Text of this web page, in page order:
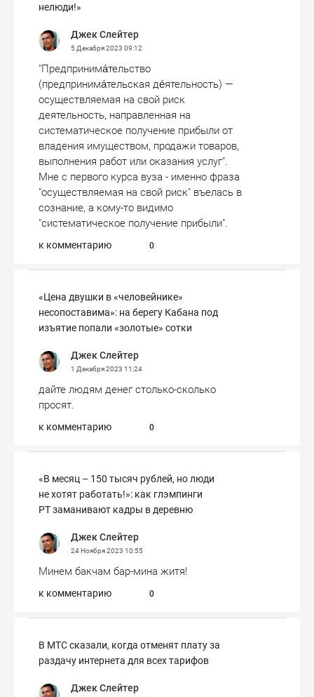
нелюди!»
Джек Слейтер
5 Декабря 2023 09:12
"Предпринима́тельство
(предпринима́тельская де́ятельность) —
осуществляемая на свой риск
деятельность, направленная на
систематическое получение прибыли от
владения имуществом, продажи товаров,
выполнения работ или оказания услуг".
Мне с первого курса вуза - именно фраза
"осуществляемая на свой риск" въелась в
сознание, а кому-то видимо
"систематическое получение прибыли".
к комментарию 0
«Цена двушки в «человейнике»
несопоставима»: на берегу Кабана под
изъятие попали «золотые» сотки
Джек Слейтер
1 Декабря 2023 11:24
дайте людям денег столько-сколько
просят.
к комментарию 0
«В месяц – 150 тысяч рублей, но люди
не хотят работать!»: как глэмпинги
РТ заманивают кадры в деревню
Джек Слейтер
24 Ноября 2023 10:55
Минем бакчам бар-мина житя!
к комментарию 0
В МТС сказали, когда отменят плату за
раздачу интернета для всех тарифов
Джек Слейтер